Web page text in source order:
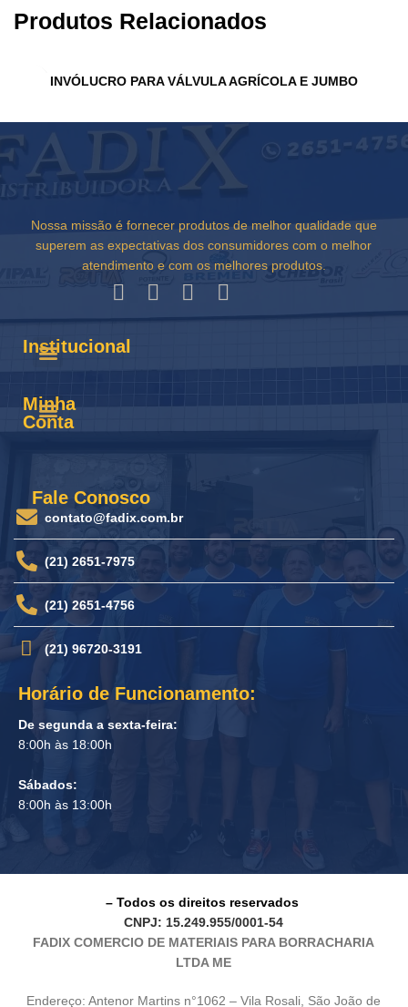
Produtos Relacionados
INVÓLUCRO PARA VÁLVULA AGRÍCOLA E JUMBO
Nossa missão é fornecer produtos de melhor qualidade que
superem as expectativas dos consumidores com o melhor
atendimento e com os melhores produtos.
Institucional
Minha
Conta
Fale Conosco
contato@fadix.com.br
(21) 2651-7975
(21) 2651-4756
(21) 96720-3191
Horário de Funcionamento:
De segunda a sexta-feira:
8:00h às 18:00h
Sábados:
8:00h às 13:00h
– Todos os direitos reservados
CNPJ: 15.249.955/0001-54
FADIX COMERCIO DE MATERIAIS PARA BORRACHARIA
LTDA ME
Endereço: Antenor Martins n°1062 – Vila Rosali, São João de